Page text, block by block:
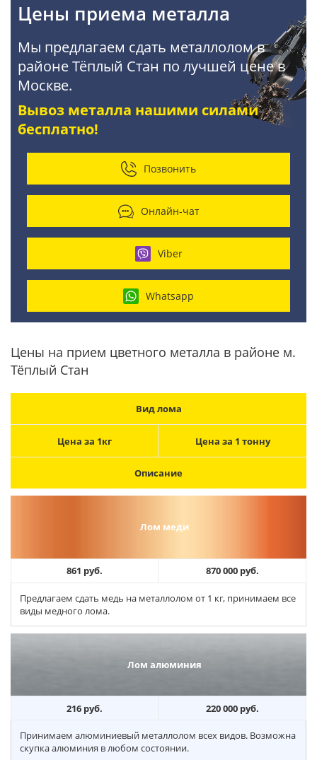
Цены приема металла
Мы предлагаем сдать металлолом в
районе Тёплый Стан по лучшей цене в
Москве.
Вывоз металла нашими силами
бесплатно!
Позвонить
Онлайн-чат
Viber
Whatsapp
Цены на прием цветного металла в районе м.
Тёплый Стан
Вид лома
Цена за 1кг Цена за 1 тонну
Описание
Лом меди
861 руб. 870 000 руб.
Предлагаем сдать медь на металлолом от 1 кг, принимаем все
виды медного лома.
Лом алюминия
216 руб. 220 000 руб.
Принимаем алюминиевый металлолом всех видов. Возможна
скупка алюминия в любом состоянии.